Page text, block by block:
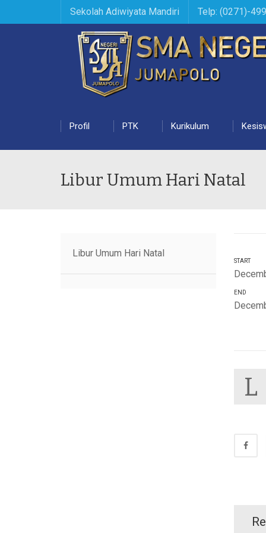
Sekolah Adiwiyata Mandiri Telp: (0271)-
Profil PTK Kurikulum
Libur Umum Hari Natal
Libur Umum Hari Natal
START
END
L